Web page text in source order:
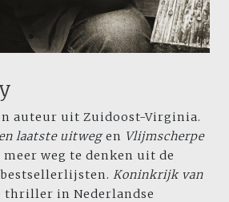
auteur uit Zuidoost-Virginia.
laatste uitwegen Vlijmscherpe
weg te denken uit de
Koninkrijk van
thriller in Nederlandse